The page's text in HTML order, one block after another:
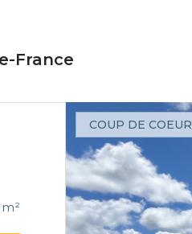
France
COUP DE COEUR
Appartement 4 pièce(s) 3 chambre(s) 100.45 m²